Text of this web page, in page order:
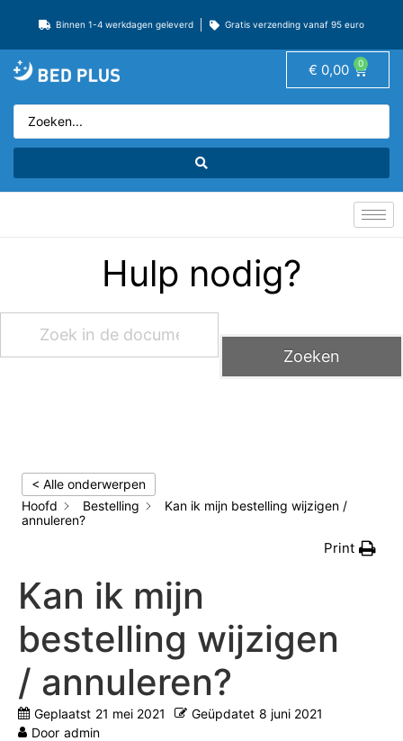
Binnen 1-4 werkdagen geleverd Gratis verzending vanaf 95 euro
€ 0,00 0
Hulp nodig?
Zoeken
< Alle onderwerpen
Hoofd
Bestelling
Kan ik mijn bestelling wijzigen /
annuleren?
Print
Kan ik mijn
bestelling wijzigen
/ annuleren?
Geplaatst 21 mei 2021 Geüpdatet 8 juni 2021
Door admin